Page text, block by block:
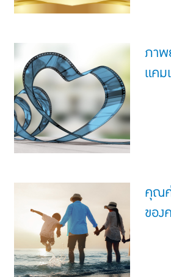
ภา
แค
คุณ
ของ